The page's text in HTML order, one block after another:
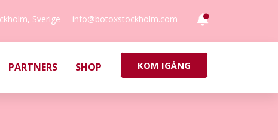
Sverige info@botoxstockholm.com
PARTNERS SHOP KOM IGÅNG